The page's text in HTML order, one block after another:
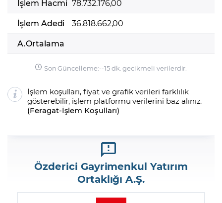
İşlem Hacmi 78.732.176,00
İşlem Adedi
36.818.662,00
A.Ortalama
Son Güncelleme:--15 dk. gecikmeli verilerdir.
İşlem koşulları, fiyat ve grafik verileri farklılık
gösterebilir, işlem platformu verilerini baz alınız.
(Feragat-İşlem Koşulları)
Özderici Gayrimenkul Yatırım
Ortaklığı A.Ş.